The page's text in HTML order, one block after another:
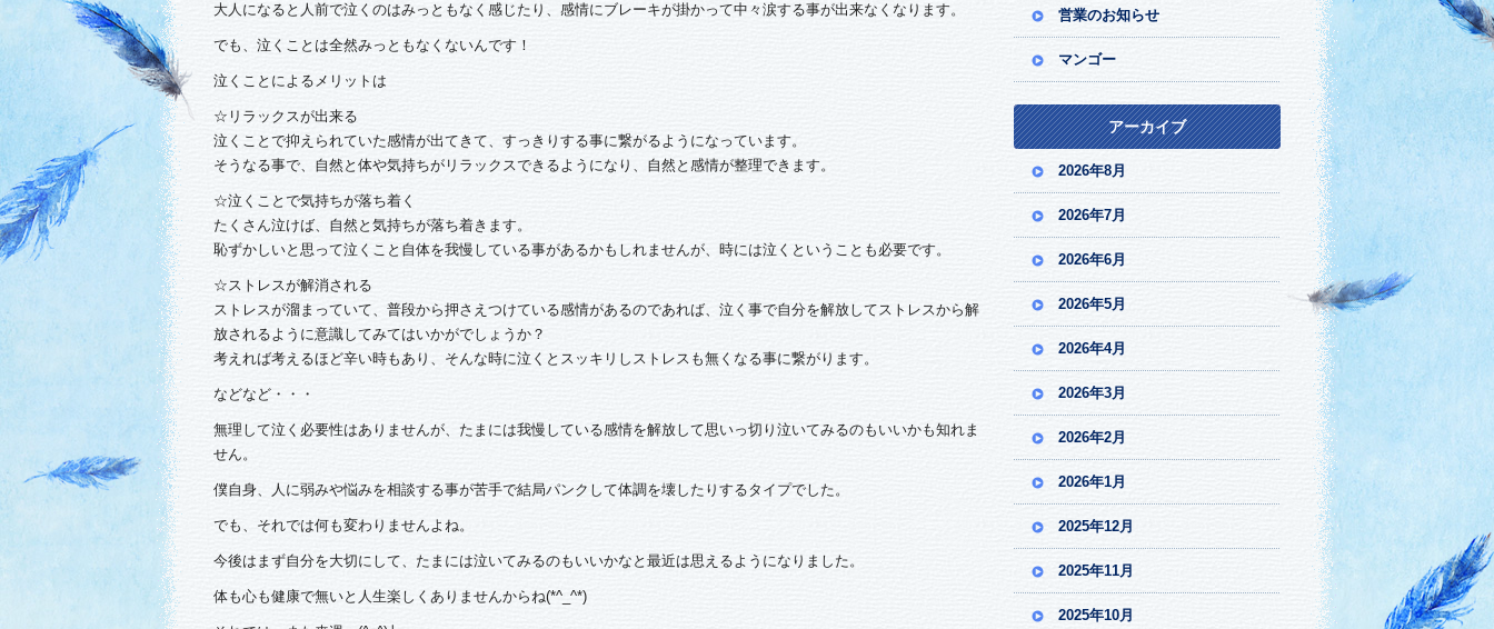
大人になると人前で泣くのはみっともなく感じたり、感情にブレーキが掛かって中々涙する事が出来なくなります。
でも、泣くことは全然みっともなくないんです！
泣くことによるメリットは
☆リラックスが出来る
泣くことで抑えられていた感情が出てきて、すっきりする事に繋がるようになっています。
そうなる事で、自然と体や気持ちがリラックスできるようになり、自然と感情が整理できます。
☆泣くことで気持ちが落ち着く
たくさん泣けば、自然と気持ちが落ち着きます。
恥ずかしいと思って泣くこと自体を我慢している事があるかもしれませんが、時には泣くということも必要です。
☆ストレスが解消される
ストレスが溜まっていて、普段から押さえつけている感情があるのであれば、泣く事で自分を解放してストレスから解
放されるように意識してみてはいかがでしょうか？
考えれば考えるほど辛い時もあり、そんな時に泣くとスッキリしストレスも無くなる事に繋がります。
などなど・・・
無理して泣く必要性はありませんが、たまには我慢している感情を解放して思いっ切り泣いてみるのもいいかも知れま
せん。
僕自身、人に弱みや悩みを相談する事が苦手で結局パンクして体調を壊したりするタイプでした。
でも、それでは何も変わりませんよね。
今後はまず自分を大切にして、たまには泣いてみるのもいいかなと最近は思えるようになりました。
体も心も健康で無いと人生楽しくありませんからね(*^_^*)
営業のお知らせ
マンゴー
アーカイブ
2026年8月
2026年7月
2026年6月
2026年5月
2026年4月
2026年3月
2026年2月
2026年1月
2025年12月
2025年11月
2025年10月